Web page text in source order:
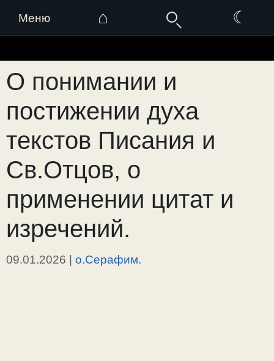
Меню ⌂ ☾
к
содержимому
О понимании и
постижении духа
текстов Писания и
Св.Отцов, о
применении цитат и
изречений.
09.01.2026 | о.Серафим.